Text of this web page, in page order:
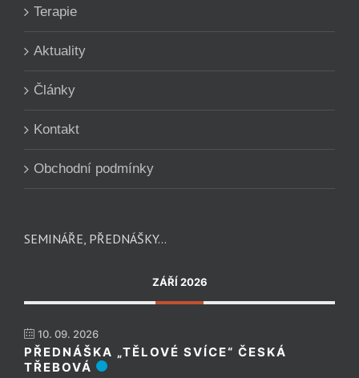
Terapie
Aktuality
Články
Kontakt
Obchodní podmínky
SEMINÁŘE, PŘEDNÁŠKY…
ZÁŘÍ 2026
10. 09. 2026
PŘEDNÁŠKA „TĚLOVÉ SVÍCE“ ČESKÁ
TŘEBOVÁ